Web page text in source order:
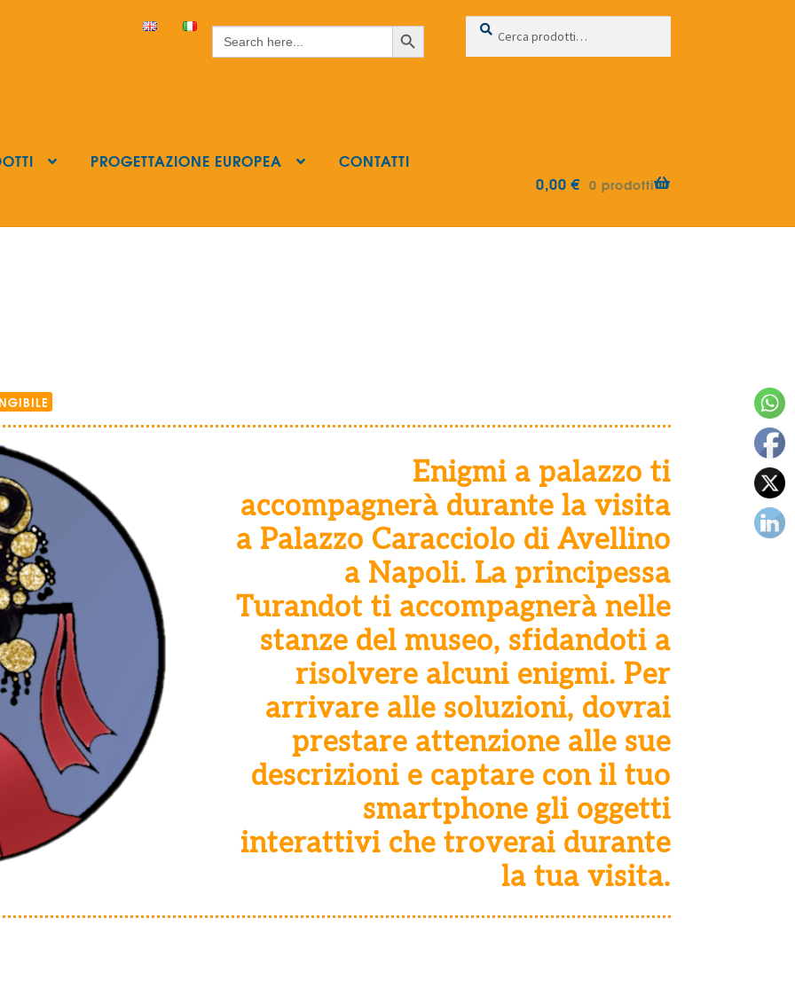
Search
for:
Search Button Cerca:
Cerca
PROGETTAZIONE EUROPEA
CONTATTI
0,00€ 0 prodotti
Enigmi a palazzo ti
accompagnerà durante la visita
a Palazzo Caracciolo di Avellino
a Napoli. La principessa
Turandot ti accompagnerà nelle
stanze del museo, sfidandoti a
risolvere alcuni enigmi. Per
arrivare alle soluzioni, dovrai
prestare attenzione alle sue
descrizioni e captare con il tuo
smartphone gli oggetti
interattivi che troverai durante
la tua visita.